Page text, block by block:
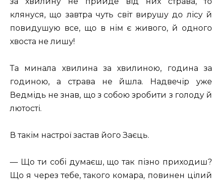
клянуся, що завтра чуть світ вирушу до лісу й
повидушую все, що в нім є живого, й одного
хвоста не лишу!
Та минала хвилина за хвилиною, година за
годиною, а страва не йшла. Надвечір уже
Ведмідь не знав, що з собою зробити з голоду й
лютості.
В такім настрої застав його Заєць.
— Що ти собі думаєш, що так пізно приходиш?
Що я через тебе, такого комара, повинен цілий